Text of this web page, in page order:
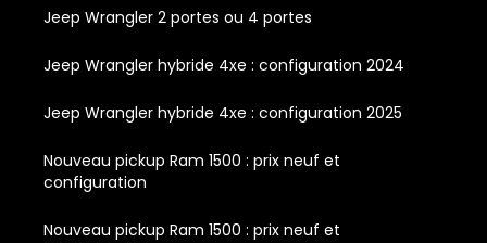
Jeep Wrangler 2 portes ou 4 portes
Jeep Wrangler hybride 4xe : configuration 2024
Jeep Wrangler hybride 4xe : configuration 2025
Nouveau pickup Ram 1500 : prix neuf et
configuration
Nouveau pickup Ram 1500 : prix neuf et